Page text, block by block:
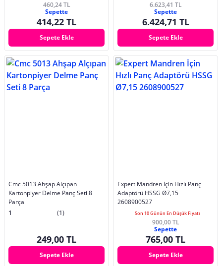
460,24 TL
Sepette
414,22 TL
Sepete Ekle
6.623,41 TL
Sepette
6.424,71 TL
Sepete Ekle
Cmc 5013 Ahşap Alçıpan
Kartonpiyer Delme Panç Seti 8
Parça
1
(1)
249,00 TL
Sepete Ekle
Expert Mandren İçin Hızlı Panç
Adaptörü HSSG Ø7,15
2608900527
Son 10 Günün En Düşük Fiyatı
900,00 TL
Sepette
765,00 TL
Sepete Ekle